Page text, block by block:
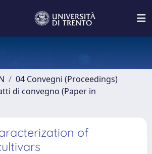
04 Convegni (Proceedings)
di convegno (Paper in
of